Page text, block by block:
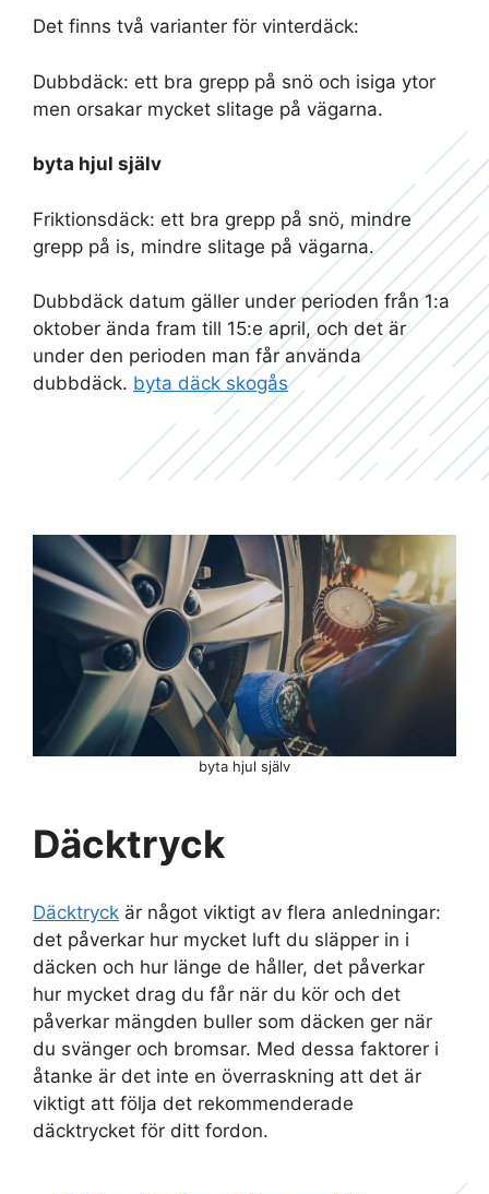
Det finns två varianter för vinterdäck:
Dubbdäck: ett bra grepp på snö och isiga ytor
men orsakar mycket slitage på vägarna.
byta hjul själv
Friktionsdäck: ett bra grepp på snö, mindre
grepp på is, mindre slitage på vägarna.
Dubbdäck datum gäller under perioden från 1:a
oktober ända fram till 15:e april, och det är
under den perioden man får använda
dubbdäck. byta däck skogås
byta hjul själv
Däcktryck
Däcktryck är något viktigt av flera anledningar:
det påverkar hur mycket luft du släpper in i
däcken och hur länge de håller, det påverkar
hur mycket drag du får när du kör och det
påverkar mängden buller som däcken ger när
du svänger och bromsar. Med dessa faktorer i
åtanke är det inte en överraskning att det är
viktigt att följa det rekommenderade
däcktrycket för ditt fordon.